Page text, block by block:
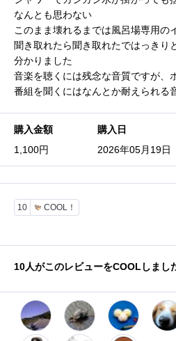
なんとも思わない
このまま壊れるまでは風呂場専用の
聞き取れたら聞き取れたではっきり
分かりました
音楽を聴くには残念な音質ですが、
番組を聞くにはなんとか耐えられる
購入金額
1,100円
購入日
2026年05月19日
10 COOL！
10人がこのレビューをCOOLしまし